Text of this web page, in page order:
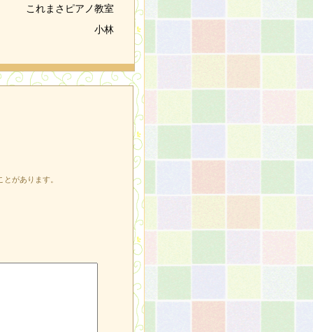
これまさピアノ教室
小林
があります。